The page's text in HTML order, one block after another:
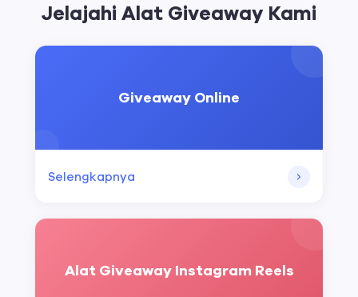
Jelajahi Alat Giveaway Kami
Giveaway Online
Selengkapnya
Alat Giveaway Instagram Reels